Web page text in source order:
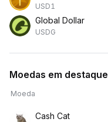
USD1
Global Dollar
USDG
Moedas em destaque
Moeda
Cash Cat